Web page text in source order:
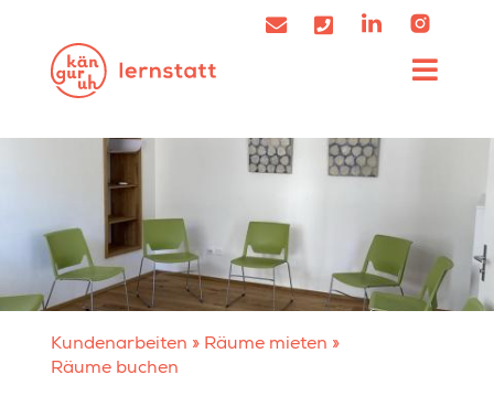
Kundenarbeiten » Räume mieten »
Räume buchen